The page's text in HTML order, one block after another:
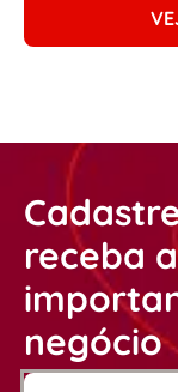
receba
negócio